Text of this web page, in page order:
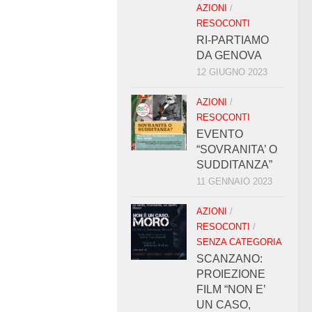
AZIONI /
RESOCONTI
RI-PARTIAMO
DA GENOVA
12 GIUGNO 2023
AZIONI /
RESOCONTI
EVENTO
“SOVRANITA’ O
SUDDITANZA”
11 GENNAIO 2023
AZIONI /
RESOCONTI /
SENZA CATEGORIA
SCANZANO:
PROIEZIONE
FILM “NON E’
UN CASO,